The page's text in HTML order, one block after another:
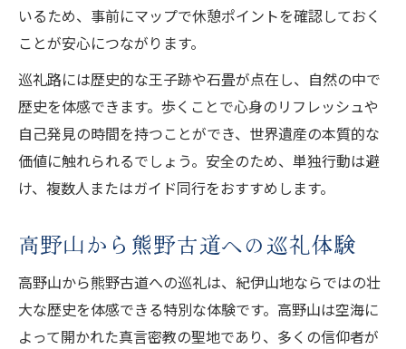
いるため、事前にマップで休憩ポイントを確認しておく
ことが安心につながります。
巡礼路には歴史的な王子跡や石畳が点在し、自然の中で
歴史を体感できます。歩くことで心身のリフレッシュや
自己発見の時間を持つことができ、世界遺産の本質的な
価値に触れられるでしょう。安全のため、単独行動は避
け、複数人またはガイド同行をおすすめします。
高野山から熊野古道への巡礼体験
高野山から熊野古道への巡礼は、紀伊山地ならではの壮
大な歴史を体感できる特別な体験です。高野山は空海に
よって開かれた真言密教の聖地であり、多くの信仰者が